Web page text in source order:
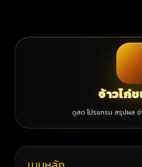
จ้าวไก่
ดูสด โปรแกรม สรุปผล ข่